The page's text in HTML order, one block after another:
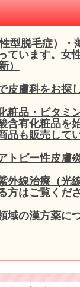
型脱毛症）・
ています。女
）
皮膚科をお探
粧品・ビタミ
含有化粧品を
品も販売して
トピー性皮膚
外線治療（
方はご覧くだ
域の漢方薬に